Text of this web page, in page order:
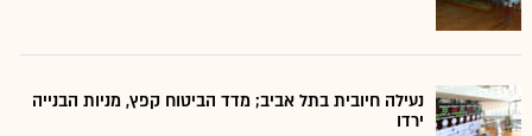
נעילה חיובית בתל אביב; מדד הביטוח קפץ, מניות הבנייה
ירדו